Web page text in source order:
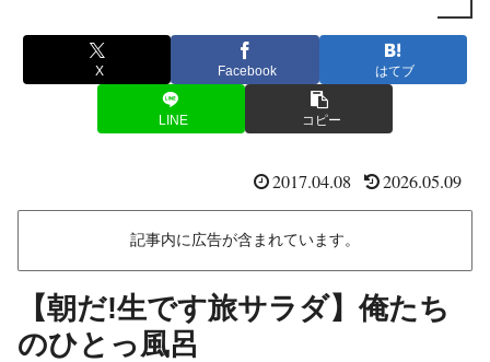
X Facebook はてブ
LINE コピー
2017.04.08 2026.05.09
記事内に広告が含まれています。
【朝だ!生です旅サラダ】俺たち
のひとっ風呂